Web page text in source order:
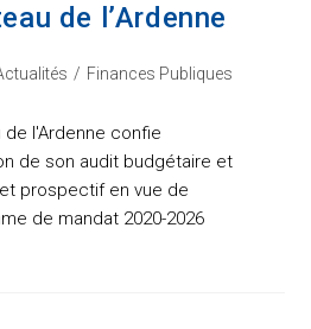
de l’Ardenne
/ Finances Publiques
de l'Ardenne confie
de son audit budgétaire et
prospectif en vue de
de mandat 2020-2026